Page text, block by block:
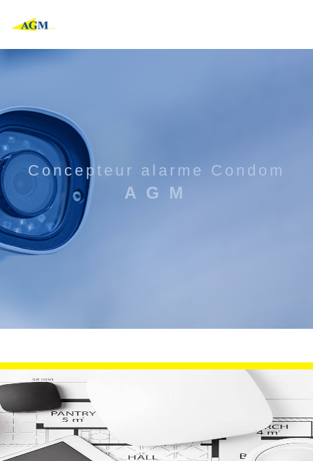
concepteur alarme Condom
AGM